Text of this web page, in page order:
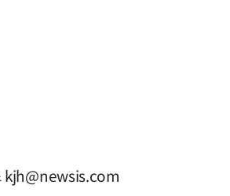
kjh@newsis.com